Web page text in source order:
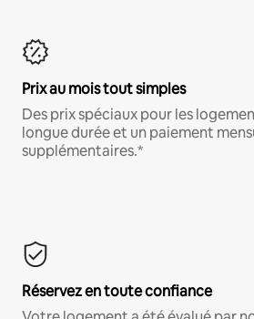
Prix au mois tout simples
Des prix spéciaux pour les
longue durée et un paiement
supplémentaires.*
Réservez en toute confiance